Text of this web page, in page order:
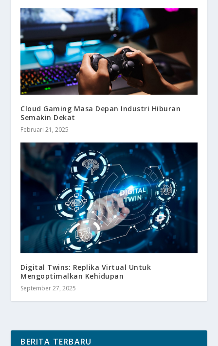
Cloud Gaming Masa Depan Industri Hiburan
Semakin Dekat
Februari 21, 2025
Digital Twins: Replika Virtual Untuk
Mengoptimalkan Kehidupan
September 27, 2025
BERITA TERBARU